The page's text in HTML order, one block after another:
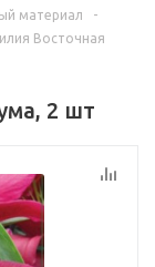
материал
-
Восточная
2 шт